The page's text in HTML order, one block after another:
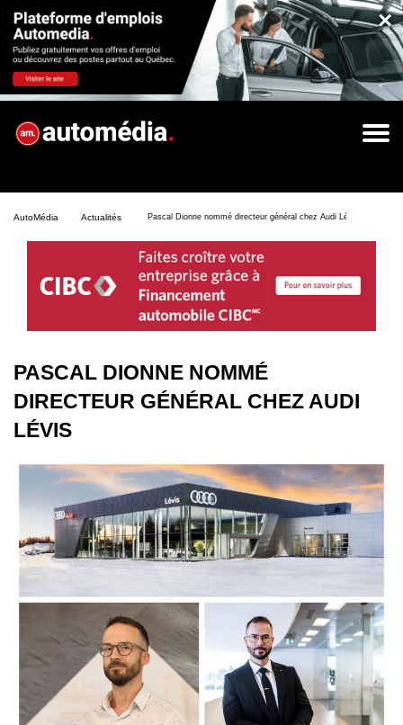
×
AutoMédia Actualités Pascal Dionne nommé directeur général chez Audi Lévis
PASCAL DIONNE NOMMÉ
DIRECTEUR GÉNÉRAL CHEZ AUDI
LÉVIS